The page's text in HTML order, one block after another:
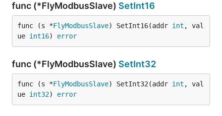
func (*FlyModbusSlave) SetInt16
func (s *FlyModbusSlave) SetInt16(addr int , val
ue int16) error
func (*FlyModbusSlave) SetInt32
func (s *FlyModbusSlave) SetInt32(addr int , val
ue int32) error